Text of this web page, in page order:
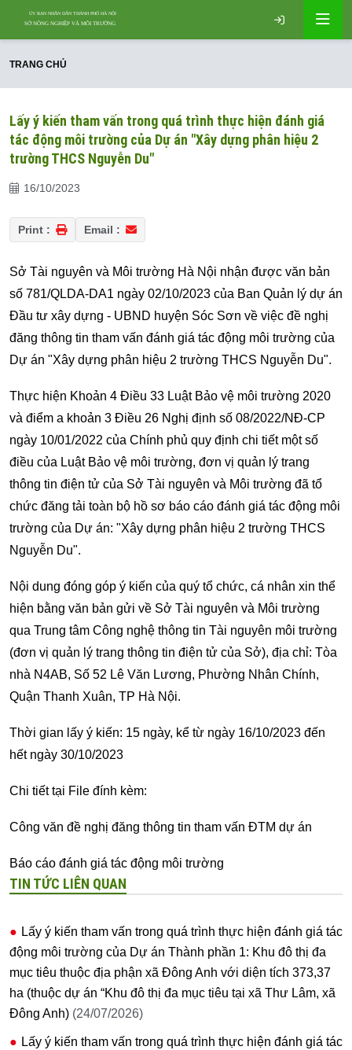
TRANG CHỦ
Lấy ý kiến tham vấn trong quá trình thực hiện đánh giá
tác động môi trường của Dự án "Xây dựng phân hiệu 2
trường THCS Nguyễn Du"
16/10/2023
Print : Email :
Sở Tài nguyên và Môi trường Hà Nội nhận được văn bản
số 781/QLDA-DA1 ngày 02/10/2023 của Ban Quản lý dự án
Đầu tư xây dựng - UBND huyện Sóc Sơn về việc đề nghị
đăng thông tin tham vấn đánh giá tác động môi trường của
Dự án "Xây dựng phân hiệu 2 trường THCS Nguyễn Du".
Thực hiện Khoản 4 Điều 33 Luật Bảo vệ môi trường 2020
và điểm a khoản 3 Điều 26 Nghị định số 08/2022/NĐ-CP
ngày 10/01/2022 của Chính phủ quy định chi tiết một số
điều của Luật Bảo vệ môi trường, đơn vị quản lý trang
thông tin điện tử của Sở Tài nguyên và Môi trường đã tổ
chức đăng tải toàn bộ hồ sơ báo cáo đánh giá tác động môi
trường của Dự án: "Xây dựng phân hiệu 2 trường THCS
Nguyễn Du".
Nội dung đóng góp ý kiến của quý tổ chức, cá nhân xin thể
hiện bằng văn bản gửi về Sở Tài nguyên và Môi trường
qua Trung tâm Công nghệ thông tin Tài nguyên môi trường
(đơn vị quản lý trang thông tin điện tử của Sở), địa chỉ: Tòa
nhà N4AB, Số 52 Lê Văn Lương, Phường Nhân Chính,
Quận Thanh Xuân, TP Hà Nội.
Thời gian lấy ý kiến: 15 ngày, kể từ ngày 16/10/2023 đến
hết ngày 30/10/2023
Chi tiết tại File đính kèm:
Công văn đề nghị đăng thông tin tham vấn ĐTM dự án
Báo cáo đánh giá tác động môi trường
TIN TỨC LIÊN QUAN
Lấy ý kiến tham vấn trong quá trình thực hiện đánh giá tác
động môi trường của Dự án Thành phần 1: Khu đô thị đa
mục tiêu thuộc địa phận xã Đông Anh với diện tích 373,37
ha (thuộc dự án “Khu đô thị đa mục tiêu tại xã Thư Lâm, xã
Đông Anh) (24/07/2026)
Lấy ý kiến tham vấn trong quá trình thực hiện đánh giá tác